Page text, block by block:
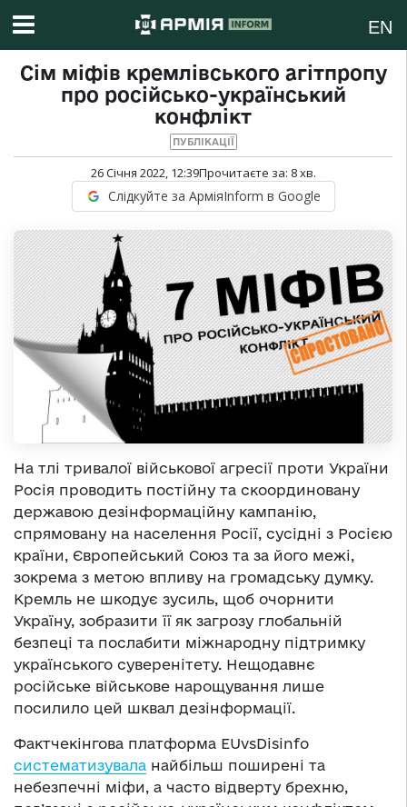
EN
Сім міфів кремлівського агітпропу
про російсько-український
конфлікт
ПУБЛІКАЦІЇ
26 Січня 2022, 12:39Прочитаєте за: 8хв.
Слідкуйте за АрміяInform в Google
На тлі тривалої військової агресії проти України
Росія проводить постійну та скоординовану
державою дезінформаційну кампанію,
спрямовану на населення Росії, сусідні з Росією
країни, Європейський Союз та за його межі,
зокрема з метою впливу на громадську думку.
Кремль не шкодує зусиль, щоб очорнити
Україну, зобразити її як загрозу глобальній
безпеці та послабити міжнародну підтримку
українського суверенітету. Нещодавнє
російське військове нарощування лише
посилило цей шквал дезінформації.
Фактчекінгова платформа EUvsDisinfo
систематизувала найбільш поширені та
небезпечні міфи, а часто відверту брехню,